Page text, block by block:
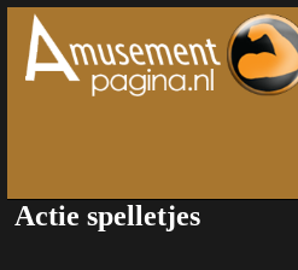
Actie spelletjes